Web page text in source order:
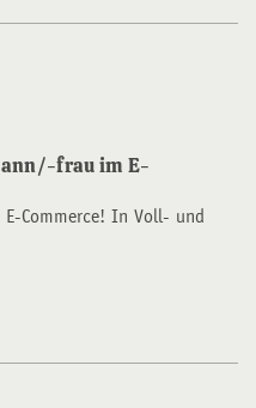
frau im E-
Commerce! In Voll- und